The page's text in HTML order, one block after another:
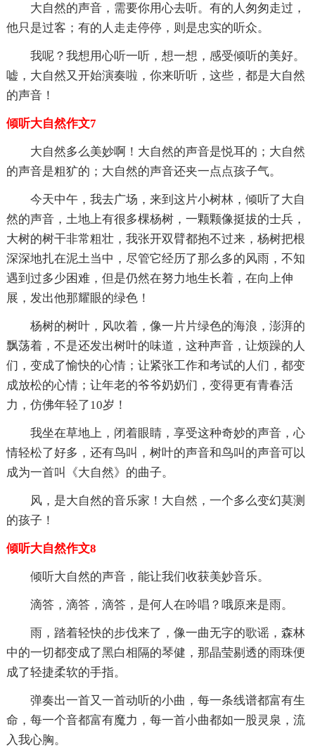
大自然的声音，需要你用心去听。有的人匆匆走过，
他只是过客；有的人走走停停，则是忠实的听众。
我呢？我想用心听一听，想一想，感受倾听的美好。
嘘，大自然又开始演奏啦，你来听听，这些，都是大自然
的声音！
倾听大自然作文7
大自然多么美妙啊！大自然的声音是悦耳的；大自然
的声音是粗犷的；大自然的声音还夹一点点孩子气。
今天中午，我去广场，来到这片小树林，倾听了大自
然的声音，土地上有很多棵杨树，一颗颗像挺拔的士兵，
大树的树干非常粗壮，我张开双臂都抱不过来，杨树把根
深深地扎在泥土当中，尽管它经历了那么多的风雨，不知
遇到过多少困难，但是仍然在努力地生长着，在向上伸
展，发出他那耀眼的绿色！
杨树的树叶，风吹着，像一片片绿色的海浪，澎湃的
飘荡着，不是还发出树叶的味道，这种声音，让烦躁的人
们，变成了愉快的心情；让紧张工作和考试的人们，都变
成放松的心情；让年老的爷爷奶奶们，变得更有青春活
力，仿佛年轻了10岁！
我坐在草地上，闭着眼睛，享受这种奇妙的声音，心
情轻松了好多，还有鸟叫，树叶的声音和鸟叫的声音可以
成为一首叫《大自然》的曲子。
风，是大自然的音乐家！大自然，一个多么变幻莫测
的孩子！
倾听大自然作文8
倾听大自然的声音，能让我们收获美妙音乐。
滴答，滴答，滴答，是何人在吟唱？哦原来是雨。
雨，踏着轻快的步伐来了，像一曲无字的歌谣，森林
中的一切都变成了黑白相隔的琴健，那晶莹剔透的雨珠便
成了轻捷柔软的手指。
弹奏出一首又一首动听的小曲，每一条线谱都富有生
命，每一个音都富有魔力，每一首小曲都如一股灵泉，流
入我心胸。